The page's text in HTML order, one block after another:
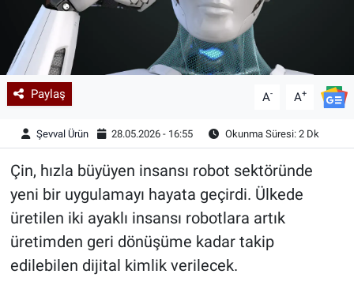
Paylaş A- A+
Şevval Ürün 28.05.2026 - 16:55 Okunma Süresi: 2 Dk
Çin, hızla büyüyen insansı robot sektöründe
yeni bir uygulamayı hayata geçirdi. Ülkede
üretilen iki ayaklı insansı robotlara artık
üretimden geri dönüşüme kadar takip
edilebilen dijital kimlik verilecek.
Yazarlar
Astroloji-Rüya